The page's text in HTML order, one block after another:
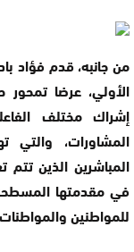
من جانبه، قدم فؤاد
الأولي، عرضا
إشراك مختلف
المشاورات، والتي
المباشرين الذين
في مقدمتها
للمواطنين